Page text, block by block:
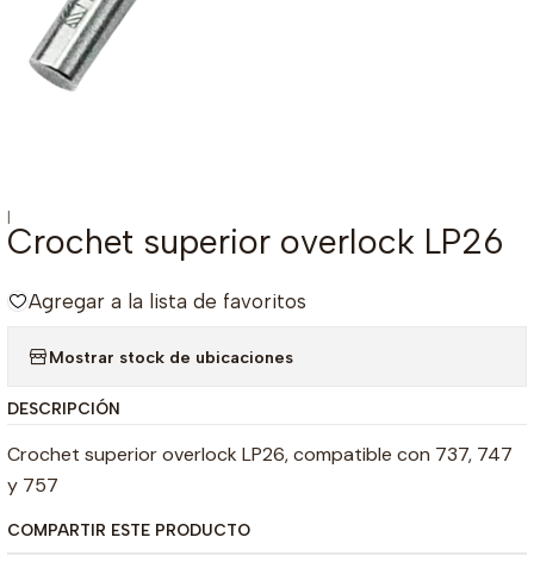
|
Crochet superior overlock LP26
Agregar a la lista de favoritos
Mostrar stock de ubicaciones
DESCRIPCIÓN
Crochet superior overlock LP26, compatible con 737, 747
y 757
COMPARTIR ESTE PRODUCTO